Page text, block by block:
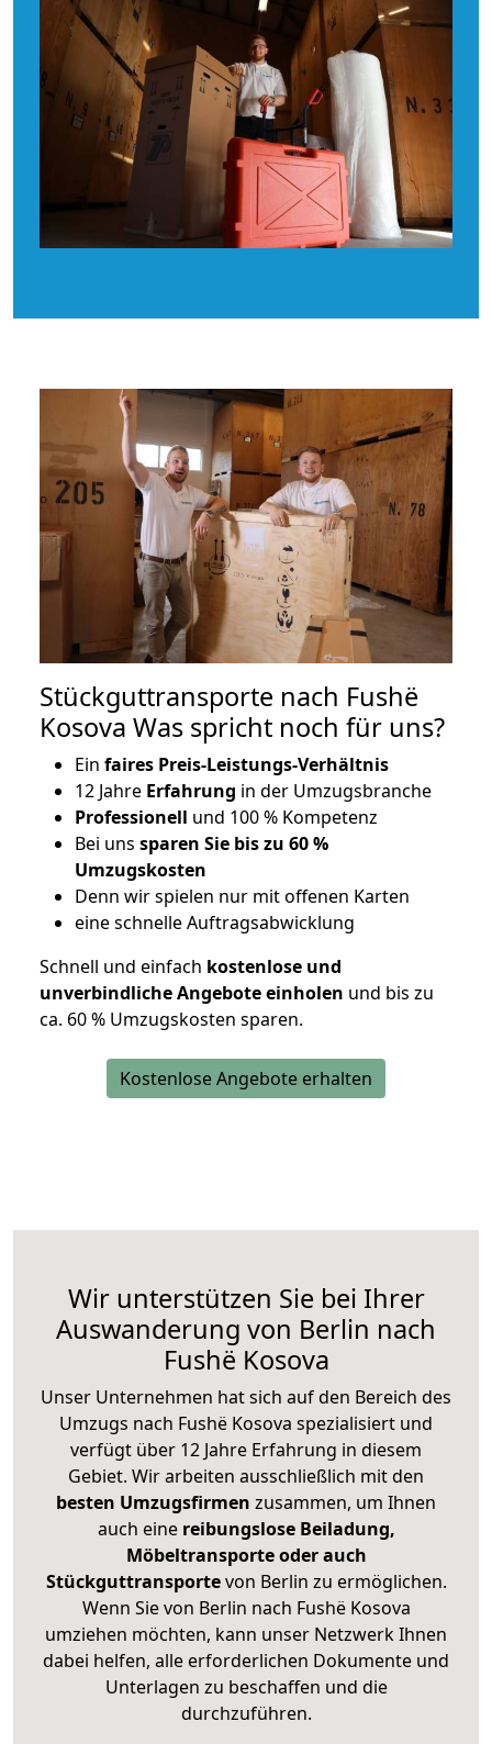
Stückguttransporte nach Fushë
Kosova Was spricht noch für uns?
Ein faires Preis-Leistungs-Verhältnis
12 Jahre Erfahrung in der Umzugsbranche
Professionell und 100 % Kompetenz
Bei uns sparen Sie bis zu 60 %
Umzugskosten
Denn wir spielen nur mit offenen Karten
eine schnelle Auftragsabwicklung
Schnell und einfach kostenlose und
unverbindliche Angebote einholen und bis zu
ca. 60 % Umzugskosten sparen.
Kostenlose Angebote erhalten
Wir unterstützen Sie bei Ihrer
Auswanderung von Berlin nach
Fushë Kosova
Unser Unternehmen hat sich auf den Bereich des
Umzugs nach Fushë Kosova spezialisiert und
verfügt über 12 Jahre Erfahrung in diesem
Gebiet. Wir arbeiten ausschließlich mit den
besten Umzugsfirmen zusammen, um Ihnen
auch eine reibungslose Beiladung,
Möbeltransporte oder auch
Stückguttransportevon Berlin zu ermöglichen.
Wenn Sie von Berlin nach Fushë Kosova
umziehen möchten, kann unser Netzwerk Ihnen
dabei helfen, alle erforderlichen Dokumente und
Unterlagen zu beschaffen und die
durchzuführen.